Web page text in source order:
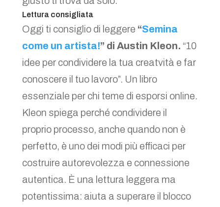
Lettura consigliata
Oggi ti consiglio di leggere “Semina
come un artista!” di Austin Kleon. “10
idee per condividere la tua creatvità e far
conoscere il tuo lavoro”. Un libro
essenziale per chi teme di esporsi online.
Kleon spiega perché condividere il
proprio processo, anche quando non è
perfetto, è uno dei modi più efficaci per
costruire autorevolezza e connessione
autentica. È una lettura leggera ma
potentissima: aiuta a superare il blocco